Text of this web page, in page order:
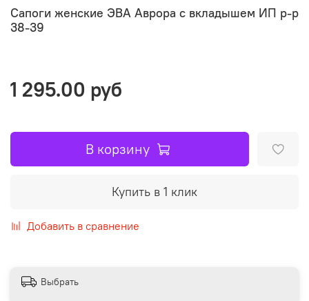
Сапоги женские ЭВА Аврора с вкладышем ИП р-р
38-39
1 295.00 руб
В корзину
Купить в 1 клик
Добавить в сравнение
Выбрать